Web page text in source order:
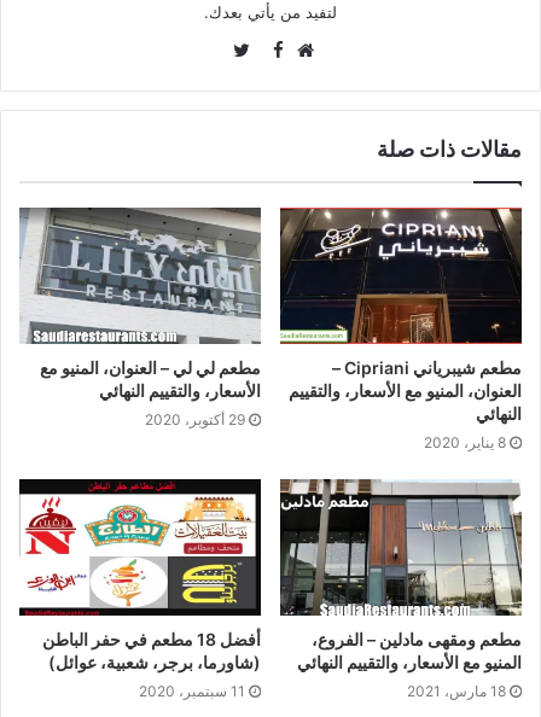
لتفيد من يأتي بعدك.
Facebook
مقالات ذات صلة
مطعم شيبرياني Cipriani –
العنوان، المنيو مع الأسعار، والتقييم
النهائي
8 يناير، 2020
مطعم لي لي – العنوان، المنيو مع
الأسعار، والتقييم النهائي
29 أكتوبر، 2020
مطعم ومقهى مادلين – الفروع،
المنيو مع الأسعار، والتقييم النهائي
18 مارس، 2021
أفضل 18 مطعم في حفر الباطن
(شاورما، برجر، شعبية، عوائل)
11 سبتمبر، 2020